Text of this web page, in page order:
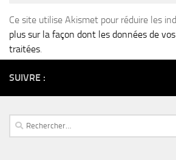
Ce site utilise Akismet pour réduire les
plus sur la façon dont les données de
traitées.
SUIVRE :
Rechercher :